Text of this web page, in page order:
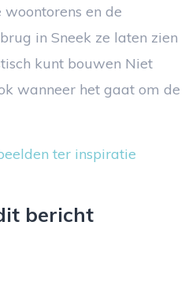
en de
in Sneek ze laten zien
kunt bouwen Niet
wanneer het gaat om de
ter inspiratie
bericht